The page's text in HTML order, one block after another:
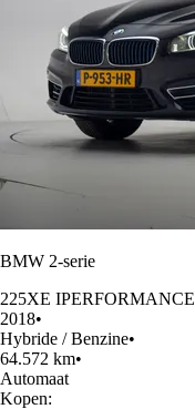
BMW 2-serie
225XE IPERFORMANCE
2018•
Hybride / Benzine•
64.572 km•
Automaat
Kopen: